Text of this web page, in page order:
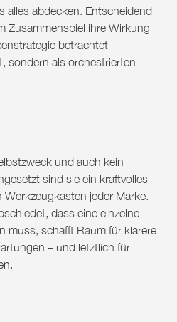
alles abdecken. Entscheidend
Zusammenspiel ihre Wirkung
betrachtet
sondern als orchestrierten
und auch kein
sind sie ein kraftvolles
jeder Marke.
dass eine einzelne
muss, schafft Raum für klarere
– und letztlich für